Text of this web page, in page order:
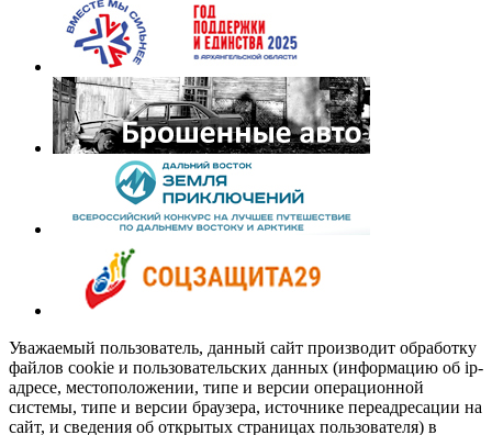
Уважаемый пользователь, данный сайт производит обработку
файлов cookie и пользовательских данных (информацию об ip-
адресе, местоположении, типе и версии операционной
системы, типе и версии браузера, источнике переадресации на
сайт, и сведения об открытых страницах пользователя) в